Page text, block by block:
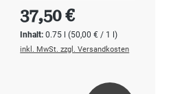
Inhalt:0.75 l(50,00 € / 1 l)
Regulärer Preis:
37,50 €
inkl. MwSt. zzgl. Versandkosten